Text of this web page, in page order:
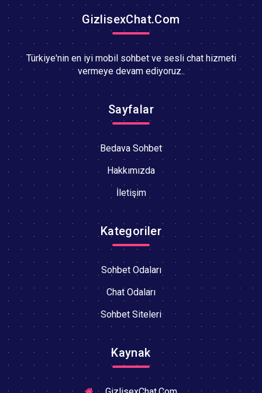
GizlisexChat.Com
Türkiye'nin en iyi mobil sohbet ve sesli chat hizmeti
vermeye devam ediyoruz..
Sayfalar
Bedava Sohbet
Hakkımızda
İletişim
Kategoriler
Sohbet Odaları
Chat Odaları
Sohbet Siteleri
Kaynak